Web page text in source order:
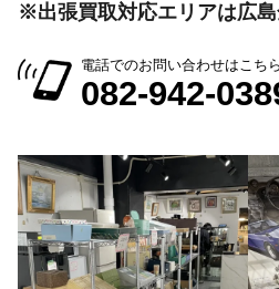
※出張買取対応エリアは広
電話でのお問い合わせはこち
082-942-